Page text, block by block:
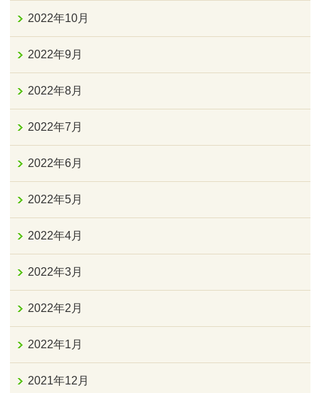
2022年10月
2022年9月
2022年8月
2022年7月
2022年6月
2022年5月
2022年4月
2022年3月
2022年2月
2022年1月
2021年12月